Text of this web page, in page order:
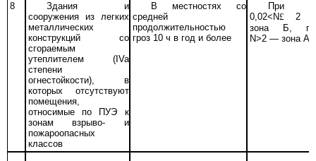
8
Здания и
сооружения из легких
металлических
конструкций со
сгораемым
утеплителем (IVa
степени
огнестойкости), в
которых отсутствуют
помещения,
относимые по ПУЭ к
зонам взрыво-
и
пожароопасных
классов
В местностях со
средней
продолжительностью
гроз 10 ч в год и более
При
0,02< N£ 2
зона Б,
N>2 — зона А